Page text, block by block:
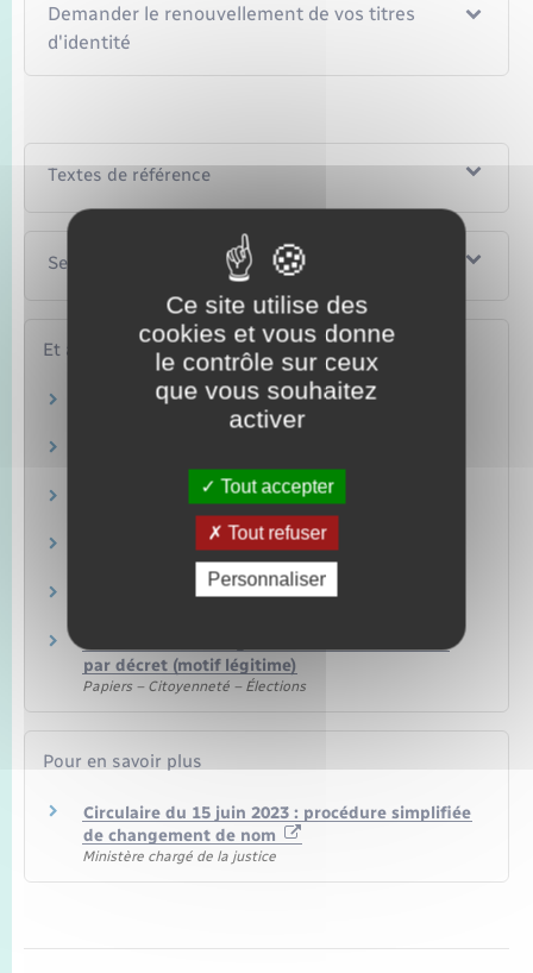
Demander le renouvellement de vos titres
d'identité
Textes de référence
Services en ligne et formulaires
Et aussi
Changement d'état civil
Papiers – Citoyenneté – Élections
Papiers – Citoyenneté – Élections
Actes d'état civil
Papiers – Citoyenneté – Élections
Carte d'identité
Papiers – Citoyenneté – Élections
par décret (motif légitime)
Papiers – Citoyenneté – Élections
Pour en savoir plus
Circulaire du 15 juin 2023 : procédure simplifiée
de changement de nom
Ministère chargé de la justice
Ce site utilise des
cookies et vous donne
le contrôle sur ceux
que vous souhaitez
activer
Tout accepter
Tout refuser
Personnaliser